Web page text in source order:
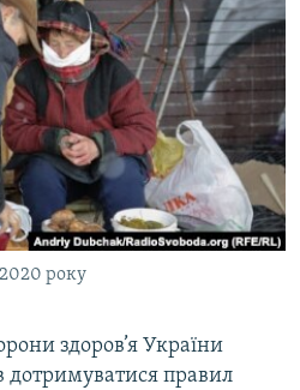
року
здоров’я України
дотримуватися правил